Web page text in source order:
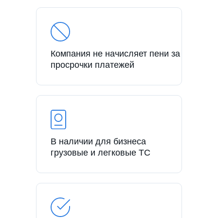
Компания не начисляет пени за
просрочки платежей
В наличии для бизнеса
грузовые и легковые ТС